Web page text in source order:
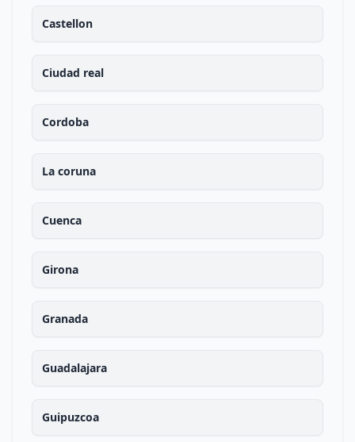
Castellon
Ciudad real
Cordoba
La coruna
Cuenca
Girona
Granada
Guadalajara
Guipuzcoa